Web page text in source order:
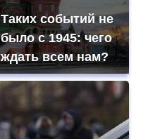
Таких событий не
было с 1945: чего
ждать всем нам?